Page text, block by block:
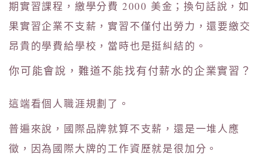
期實習課程，繳學分費 2000 美金；換句話說，如
果實習企業不支薪，實習不僅付出勞力，還要繳交
昂貴的學費給學校，當時也是挺糾結的。
你可能會說，難道不能找有付薪水的企業實習？
這端看個人職涯規劃了。
普遍來說，國際品牌就算不支薪，還是一堆人應
徵，因為國際大牌的工作資歷就是很加分。